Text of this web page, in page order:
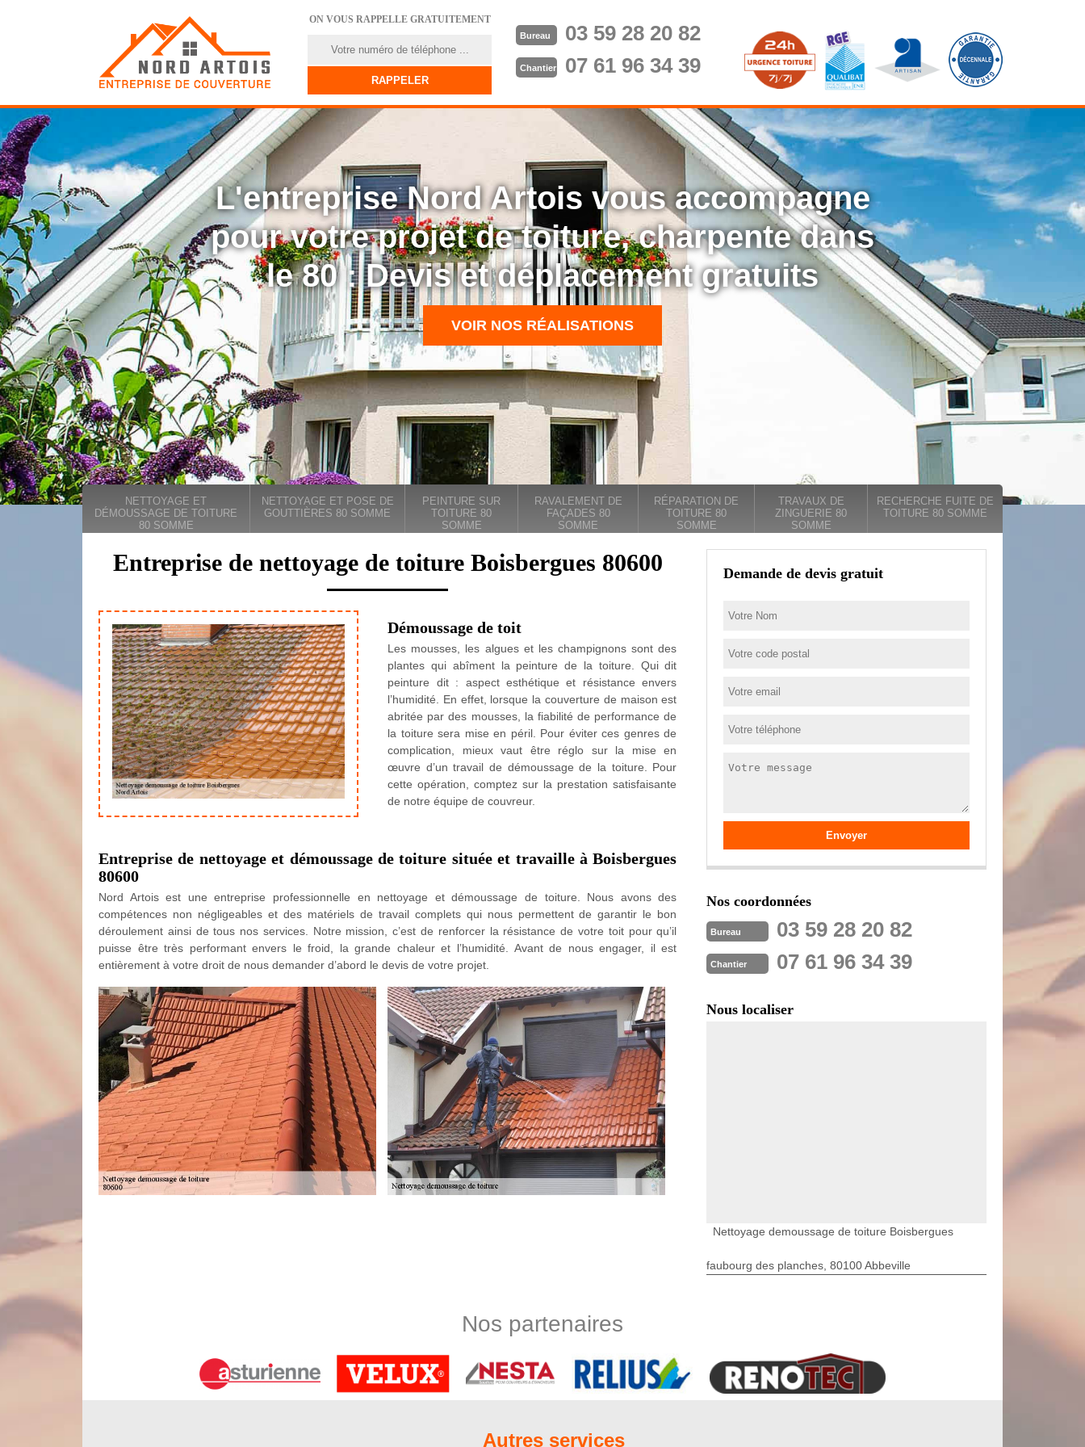
ON VOUS RAPPELLE GRATUITEMENT
Bureau 03 59 28 20 82
Chantier 07 61 96 34 39
L'entreprise Nord Artois vous accompagne
pour votre projet de toiture, charpente dans
le 80 : Devis et déplacement gratuits
VOIR NOS RÉALISATIONS
NETTOYAGE ET
DÉMOUSSAGE DE TOITURE
80 SOMME
NETTOYAGE ET POSE DE
GOUTTIÈRES 80 SOMME
PEINTURE SUR
TOITURE 80
SOMME
RAVALEMENT DE
FAÇADES 80
SOMME
RÉPARATION DE
TOITURE 80
SOMME
TRAVAUX DE
ZINGUERIE 80
SOMME
RECHERCHE FUITE DE
TOITURE 80 SOMME
Entreprise de nettoyage de toiture Boisbergues 80600
Démoussage de toit
Les mousses, les algues et les champignons sont des
plantes qui abîment la peinture de la toiture. Qui dit
peinture dit : aspect esthétique et résistance envers
l’humidité. En effet, lorsque la couverture de maison est
abritée par des mousses, la fiabilité de performance de
la toiture sera mise en péril. Pour éviter ces genres de
complication, mieux vaut être réglo sur la mise en
œuvre d’un travail de démoussage de la toiture. Pour
cette opération, comptez sur la prestation satisfaisante
de notre équipe de couvreur.
Entreprise de nettoyage et démoussage de toiture située et travaille à Boisbergues
80600
Nord Artois est une entreprise professionnelle en nettoyage et démoussage de toiture. Nous avons des
compétences non négligeables et des matériels de travail complets qui nous permettent de garantir le bon
déroulement ainsi de tous nos services. Notre mission, c’est de renforcer la résistance de votre toit pour qu’il
puisse être très performant envers le froid, la grande chaleur et l’humidité. Avant de nous engager, il est
entièrement à votre droit de nous demander d’abord le devis de votre projet.
avec un nettoyeur à pression moyenne. Finalement, nos couvreurs vont pulvériser un produit hydrofuge de
Nord Artois, pour un tarif nettoyage et démoussage de toiture abordable
Pour que vous puissiez accéder aisément à nos services de choix et de prestige, nous avons fait en sorte
produits de traitement à utiliser, de la durée de l’intervention et de l’envergure de la tâche, entre autres. Laissez
Demande de devis gratuit
Nos coordonnées
Bureau 03 59 28 20 82
Chantier 07 61 96 34 39
Nous localiser
Nettoyage demoussage de toiture Boisbergues
faubourg des planches, 80100 Abbeville
Nos partenaires
Autres services